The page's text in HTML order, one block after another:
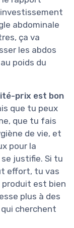
abdominale
ça va
les abdos
poids du
prix est bon
que tu peux
que tu fais
de vie, et
pour la
justifie. Si tu
effort, tu vas
produit est bien
plus à des
qui cherchent